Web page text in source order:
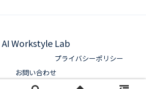
AI Workstyle Lab
プライバシーポリシー
お問い合わせ